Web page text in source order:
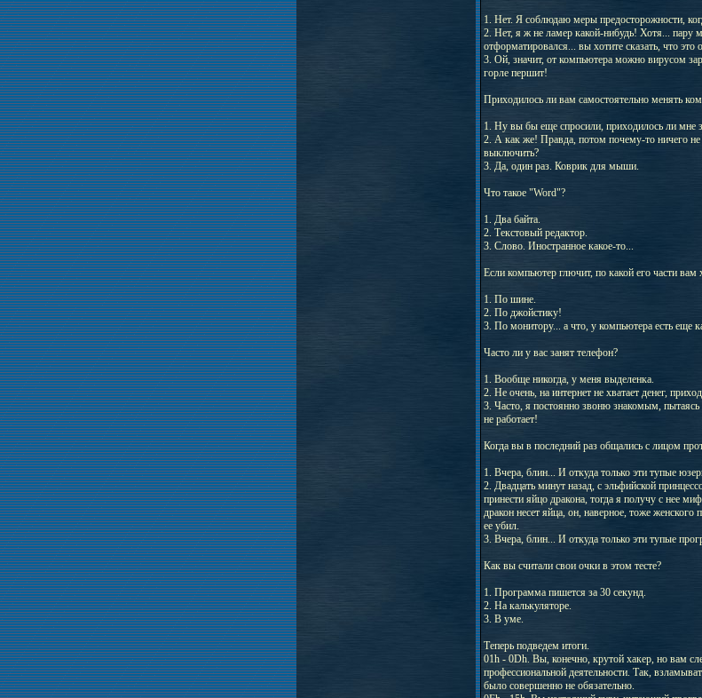
1. Нет. Я соблюдаю меры предосторожности,
2. Нет, я ж не ламер какой-нибудь! Хотя... пару
отформатировался... вы хотите сказать, что это
3. Ой, значит, от компьютера можно вирусом
горле першит!
Приходилось ли вам самостоятельно менять
1. Ну вы бы еще спросили, приходилось ли мне
2. А как же! Правда, потом почему-то ничего
выключить?
3. Да, один раз. Коврик для мыши.
Что такое "Word"?
1. Два байта.
2. Текстовый редактор.
3. Слово. Иностранное какое-то...
Если компьютер глючит, по какой его части вам
1. По шине.
2. По джойстику!
3. По монитору... а что, у компьютера есть еще
Часто ли у вас занят телефон?
1. Вообще никогда, у меня выделенка.
2. Не очень, на интернет не хватает денег,
3. Часто, я постоянно звоню знакомым,
не работает!
Когда вы в последний раз общались с лицом
1. Вчера, блин... И откуда только эти тупые
2. Двадцать минут назад, с эльфийской
принести яйцо дракона, тогда я получу с нее
дракон несет яйца, он, наверное, тоже женского
ее убил.
3. Вчера, блин... И откуда только эти тупые
Как вы считали свои очки в этом тесте?
1. Программа пишется за 30 секунд.
2. На калькуляторе.
3. В уме.
Теперь подведем итоги.
01h - 0Dh. Вы, конечно, крутой хакер, но вам
профессиональной деятельности. Так,
было совершенно не обязательно.